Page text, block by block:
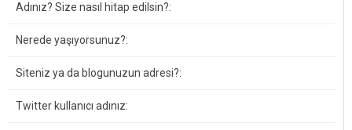
Adınız? Size nasıl hitap edilsin?:
Nerede yaşıyorsunuz?:
Siteniz ya da blogunuzun adresi?:
Twitter kullanıcı adınız: